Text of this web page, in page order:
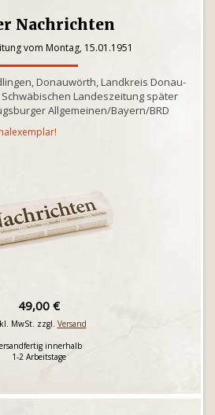
Nachrichten
vom Montag, 15.01.1951
Donauwörth, Landkreis Donau-
Landeszeitung später
Allgemeinen/Bayern/BRD
49,00 €
MwSt. zzgl. Versand
innerhalb
1-2 Arbeitstage